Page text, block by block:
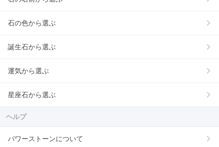
石の色から選ぶ
誕生石から選ぶ
運気から選ぶ
星座石から選ぶ
ヘルプ
パワーストーンについて